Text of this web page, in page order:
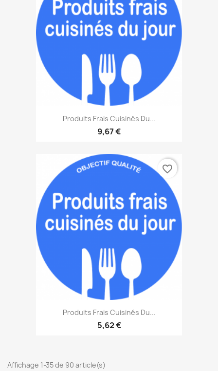
Produits Frais Cuisinés Du...
9,67 €
Produits Frais Cuisinés Du...
5,62 €
favorite_border
Affichage 1-35 de 90 article(s)